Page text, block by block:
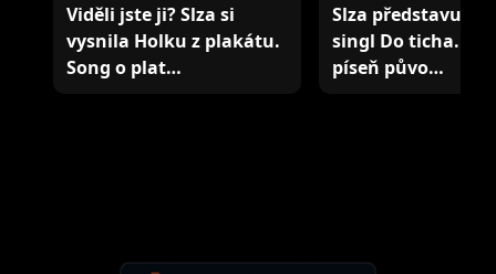
Viděli jste ji? Slza si
vysnila Holku z plakátu.
Song o plat…
Slza představuje
singl Do ticha.
píseň půvo…